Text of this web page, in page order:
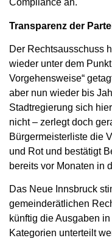
Compliance an.
Transparenz der
Der Rechtsausschuss
wieder unter dem
Vorgehensweise“
aber nun wieder bis
Stadtregierung sich
nicht – zerlegt doch
Bürgermeisterliste die
und Rot und bestätigt
bereits vor Monaten in
Das Neue Innsbruck
gemeinderätlichen
künftig die Ausgaben
Kategorien unterteilt